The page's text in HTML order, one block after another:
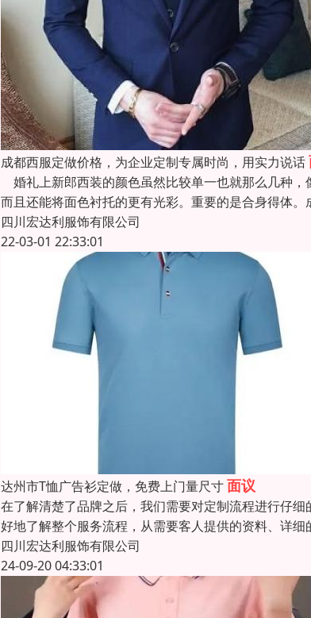
成都西服定做价格，为企业定制专属时尚，用实力说话
婚礼上新郎西装的颜色虽然比较单一也就那么几种
而且还能将面色衬托的更有光彩。重要的是合身得
四川宏达利服饰有限公司
22-03-01 22:33:01
达州市T恤广告衫定做，免费上门量尺寸面议
在了解清楚了品牌之后，我们需要对定制流程进行仔
好地了解整个服务流程，从需要客人提供的资料、详
四川宏达利服饰有限公司
24-09-20 04:33:01